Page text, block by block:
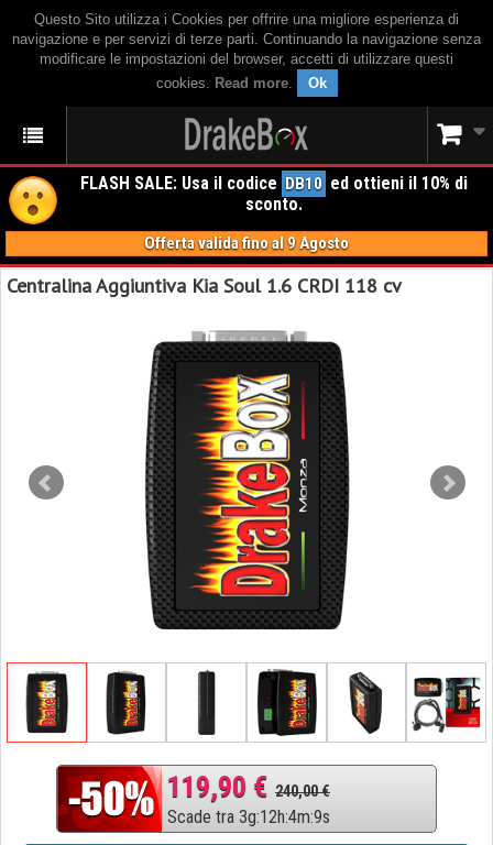
Questo Sito utilizza i Cookies per offrire una migliore esperienza di
navigazione e per servizi di terze parti. Continuando la navigazione senza
modificare le impostazioni del browser, accetti di utilizzare questi
cookies. Read more. Ok
FLASH SALE: Usa il codice DB10 ed ottieni il 10% di
sconto.
Offerta valida fino al 9 Agosto
Centralina Aggiuntiva Kia Soul 1.6 CRDI 118 cv
119,90 € 240,00 €
Scade tra 3g:12h:4m:8s